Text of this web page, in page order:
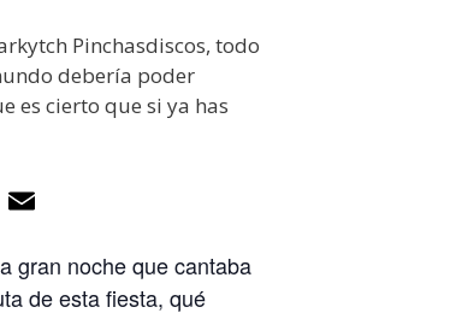
Pinchasdiscos, todo
debería poder
es cierto que si ya has
ai
gran noche que cantaba
de esta fiesta, qué